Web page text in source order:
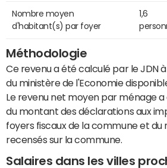
Nombre moyen
d'habitant(s) par foyer
1,6
Méthodologie
Ce revenu a été calculé par le JDN
du ministère de l'Economie
Le revenu net moyen par ménage
du montant des déclarations aux
foyers fiscaux de la commune et du
recensés sur la commune.
Salaires dans les villes